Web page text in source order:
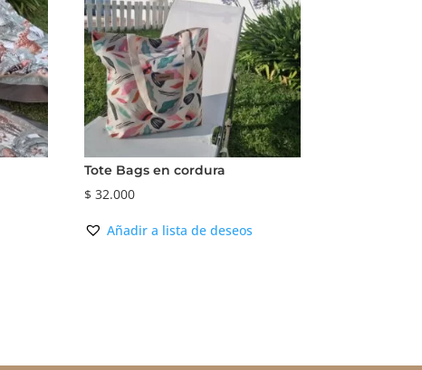
Tote Bags en cordura
$ 32.000
Añadir a lista de deseos